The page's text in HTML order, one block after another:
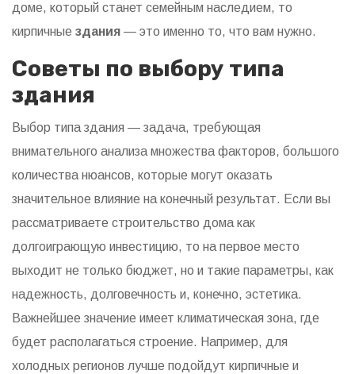
доме, который станет семейным наследием, то
кирпичные здания — это именно то, что вам нужно.
Советы по выбору типа
здания
Выбор типа здания — задача, требующая
внимательного анализа множества факторов, большого
количества нюансов, которые могут оказать
значительное влияние на конечный результат. Если вы
рассматриваете строительство дома как
долгоиграющую инвестицию, то на первое место
выходит не только бюджет, но и такие параметры, как
надежность, долговечность и, конечно, эстетика.
Важнейшее значение имеет климатическая зона, где
будет располагаться строение. Например, для
холодных регионов лучше подойдут кирпичные и